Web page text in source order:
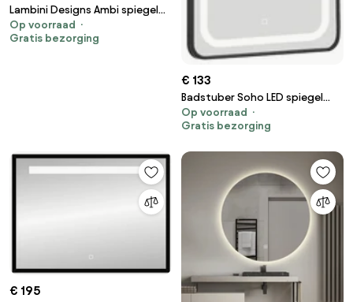
Lambini Designs Ambi spiegel
met LED verlichting en
onderverlichting 140x70cm
Op voorraad
Gratis bezorging
€ 133
Badstuber Soho LED spiegel
met touchbediening 60x80cm
Op voorraad
Gratis bezorging
€ 195